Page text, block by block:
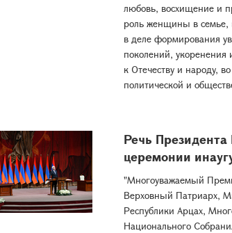
любовь, восхищение и
роль женщины в семье,
в деле формирования
поколений,
к Отечеству и народу,
политической и
Речь
церемонии
"Многоуважаемый
Верховный Патриарх,
Республики Арцах,
Национального